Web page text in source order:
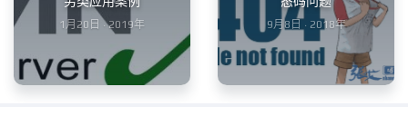
1月20日 · 2019年 9月8日 · 2018年